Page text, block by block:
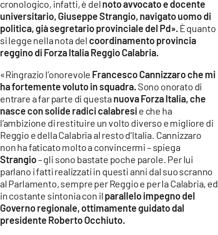
LACONAIR.IT
LACITYMAG.IT
ILREGGINO.IT
COSENZACHANNEL.IT
ILVIBONESE.IT
CATANZAROCHANNEL.IT
LACAPITALENEWS.IT
App
ANDROID
APPLE
cronologico, infatti, è del noto avvocato e docente
universitario, Giuseppe Strangio, navigato uomo di
politica, già segretario provinciale del Pd». È quanto
si legge nella nota del coordinamento provincia
reggino di Forza Italia Reggio Calabria.
«Ringrazio l’onorevole Francesco Cannizzaro che mi
ha fortemente voluto in squadra. Sono onorato di
entrare a far parte di questa nuova Forza Italia, che
nasce con solide radici calabresi e che ha
l’ambizione di restituire un volto diverso e migliore di
Reggio e della Calabria al resto d’Italia. Cannizzaro
non ha faticato molto a convincermi – spiega
Strangio– gli sono bastate poche parole. Per lui
parlano i fatti realizzati in questi anni dal suo scranno
al Parlamento, sempre per Reggio e per la Calabria, ed
in costante sintonia con il parallelo impegno del
Governo regionale, ottimamente guidato dal
presidente Roberto Occhiuto.